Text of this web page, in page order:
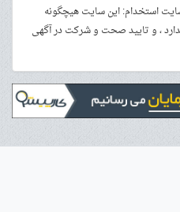
استخدام: این سایت هیچگونه
، و تایید صحت و شرکت در آگهی